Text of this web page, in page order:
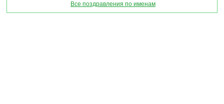
Все поздравления по именам